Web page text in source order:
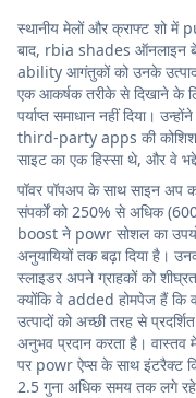
स्थानीय मेलों और क्राफ्ट शो
बाद, rbia shades ऑनलाइन
ability आगंतुकों को उनके उत्पाद
एक आकर्षक तरीके से दिखाने
पर्याप्त समाधान नहीं दिया।
third-party apps की कोशिश
साइट का एक हिस्सा थे, और वे
पॉवर पॉपअप के साथ साइन
संपर्कों को 250% से अधिक
boost ने powr सोशल का
अनुयायियों तक बढ़ा दिया है।
स्लाइडर अपने ग्राहकों को
क्योंकि वे added होमपेज हैं कि
उत्पादों को अच्छी तरह से
अनुभव प्रदान करता है। वास्तव
पर powr ऐप्स के साथ इंटरैक्ट
2.5 गुना अधिक समय तक लगे